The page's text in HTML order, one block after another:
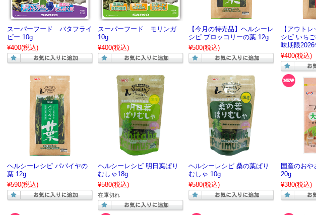
スーパーフード バタフライ
ピー 10g
¥400(税込)
スーパーフード モリンガ
10g
¥400(税込)
【今月の特売品】ヘルシーレ
シピ ブロッコリーの葉 12g
¥500(税込)
【アウト
シピ いち
味期限2026
¥400(税込)
ヘルシーレシピ パパイヤの
葉 12g
¥590(税込)
ヘルシーレシピ 明日葉ぱり
むしゃ18g
¥580(税込)
在庫切れ
ヘルシーレシピ 桑の葉ぱり
むしゃ 10g
¥580(税込)
国産のお
20g
¥380(税込)